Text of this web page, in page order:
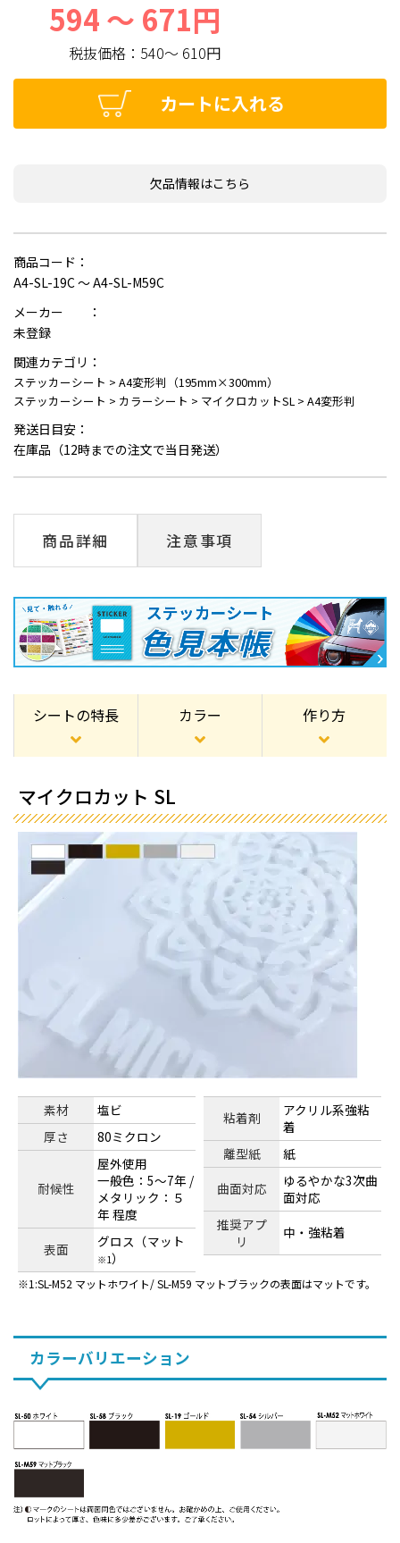
594 ～ 671円
税抜価格： 540～ 610円
カートに入れる
欠品情報はこちら
商品コード：
A4-SL-19C ～ A4-SL-M59C
メーカー ：
未登録
関連カテゴリ：
ステッカーシート > A4変形判（195mm×300mm）
ステッカーシート > カラーシート > マイクロカットSL > A4変形判
発送日目安：
在庫品（12時までの注文で当日発送）
商品詳細 注意事項
シートの特長 カラー 作り方
マイクロカット SL
素材
塩ビ
厚さ
80ミクロン
耐候性
屋外使用
一般色：5～7年 /
メタリック：５
年 程度
表面
グロス（マット
※1）
粘着剤
アクリル系強粘
着
離型紙
紙
曲面対応
ゆるやかな3次曲
面対応
推奨アプ
リ
中・強粘着
1:SL-M52 マットホワイト/ SL-M59 マットブラックの表面はマットです。
カラーバリエーション